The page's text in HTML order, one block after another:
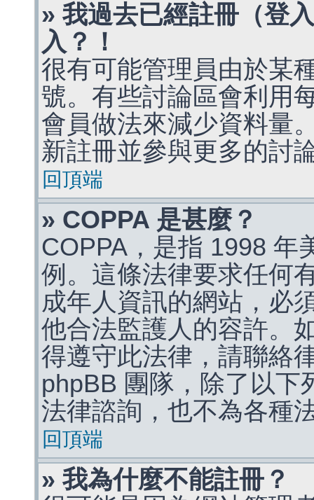
» 我過去已經註冊（登
入？！
很有可能管理員由於某
號。有些討論區會利用
會員做法來減少資料量
新註冊並參與更多的討
回頂端
» COPPA 是甚麼？
COPPA，是指 1998 年
例。這條法律要求任何
成年人資訊的網站，必
他合法監護人的容許。
得遵守此法律，請聯絡
phpBB 團隊，除了以下
法律諮詢，也不為各種
回頂端
» 我為什麼不能註冊？